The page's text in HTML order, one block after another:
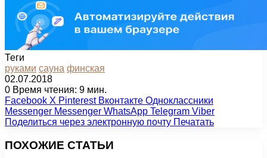
Теги
руками сауна финская
02.07.2018
0 Время чтения: 9 мин.
Facebook X Pinterest Вконтакте Одноклассники
Messenger Messenger WhatsApp Telegram Viber
Поделиться через электронную почту Печатать
ПОХОЖИЕ СТАТЬИ